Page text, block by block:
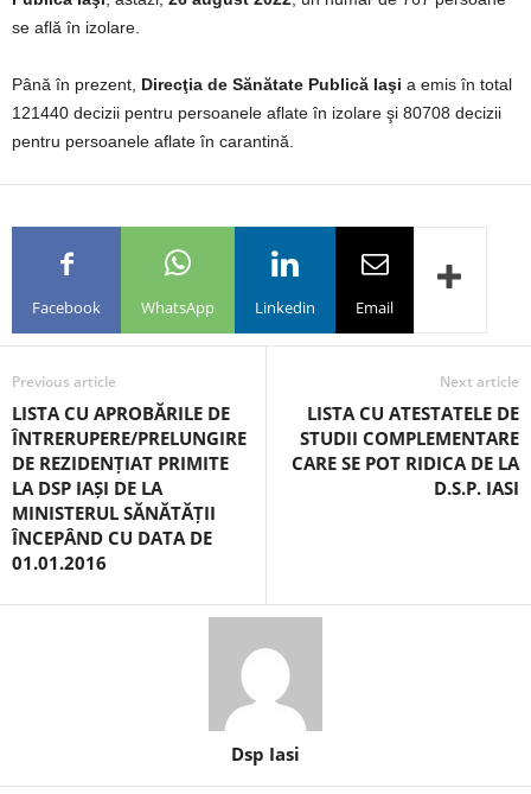
se află în izolare.
Până în prezent, Direcţia de Sănătate Publică Iaşi a emis în total
121440 decizii pentru persoanele aflate în izolare şi 80708 decizii
pentru persoanele aflate în carantină.
Facebook WhatsApp Linkedin Email
Previous article
LISTA CU APROBĂRILE DE
ÎNTRERUPERE/PRELUNGIRE
DE REZIDENȚIAT PRIMITE
LA DSP IAȘI DE LA
MINISTERUL SĂNĂTĂȚII
ÎNCEPÂND CU DATA DE
01.01.2016
Next article
LISTA CU ATESTATELE DE
STUDII COMPLEMENTARE
CARE SE POT RIDICA DE LA
D.S.P. IASI
Dsp Iasi